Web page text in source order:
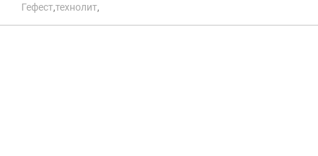
Гефест,технолит,